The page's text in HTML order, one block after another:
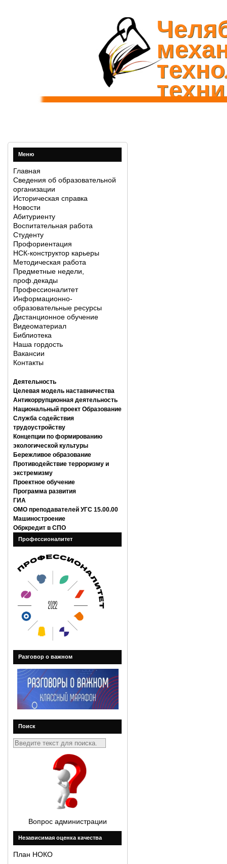
Меню
Главная
Сведения об образовательной
организации
Историческая справка
Новости
Абитуриенту
Воспитательная работа
Студенту
Профориентация
НСК-конструктор карьеры
Методическая работа
Предметные недели,
проф.декады
Профессионалитет
Информационно-
образовательные ресурсы
Дистанционное обучение
Видеоматериал
Библиотека
Наша гордость
Вакансии
Контакты
Деятельность
Целевая модель наставничества
Антикоррупционная деятельность
Национальный проект Образование
Служба содействия
трудоустройству
Концепции по формированию
экологической культуры
Бережливое образование
Противодействие терроризму и
экстремизму
Проектное обучение
Программа развития
ГИА
ОМО преподавателей УГС 15.00.00
Машиностроение
Обркредит в СПО
Профессионалитет
Разговор о важном
Поиск
Вопрос администрации
Незавиcимая оценка качества
План НОКО